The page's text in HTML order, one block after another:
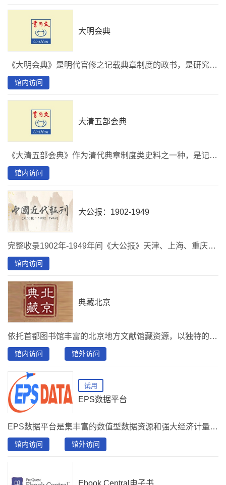
大明会典
《大明会典》是明代官修之记载典章制度的政书，是研究明代典章制度的重要资料。《大明会典》始纂于弘治十年（1497）三月，共一百八十卷。嘉靖时又经两次增补，至万历时复加修订，撰成重修本二百二十八卷，记载了自明王朝开国至洪武二十六年前所创建与设置的各种主要官职制度。本数据库全文数字化《大明会典》为万历重修本。
馆内访问
大清五部会典
《大清五部会典》作为清代典章制度类史料之一种，是记载清代国家体制和各部、院职责权限的权威文献，在清史研究中占有重要的地位。清代十二帝十三朝276年间共编有五部《会典》，分别修于康熙、雍正、乾隆、嘉庆、光绪朝，俱为满、汉文单行本。本数据库囊括了汉文《大清五朝会典》的全部内容。
馆内访问
大公报：1902-1949
完整收录1902年-1949年间《大公报》天津、上海、重庆、汉口、桂林、香港及大公晚报等不同版本刊登的全部新闻、文章及广告等200万篇以上。
馆内访问
典藏北京
依托首都图书馆丰富的北京地方文献馆藏资源，以独特的视角展现北京古都风貌，风土人情。以文献资料为基础，结合实景拍摄、专家解说，真实、全面、科学的再现历史，重塑旧京城点滴。 访问方式：下载“首都图书馆”APP， 使用北京市联合读者卡登录后，在"资源“--“首图讲坛”--“典藏北京”访问。
馆内访问 馆外访问
试用
EPS数据平台
EPS数据平台是集丰富的数值型数据资源和强大经济计量系统为一体，覆盖多学科、面向多领域的综合性统计数据与分析平台。
馆内访问 馆外访问
Ebook Central电子书